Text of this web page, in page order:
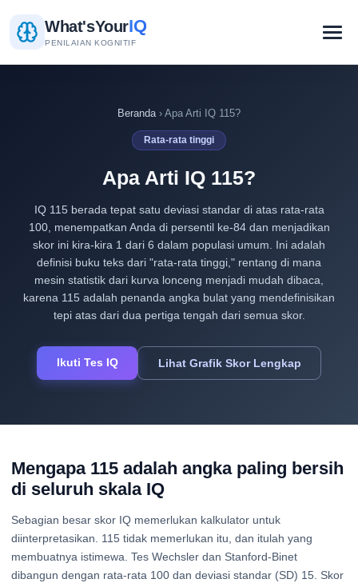
What'sYourIQ
PENILAIAN KOGNITIF
Beranda › Apa Arti IQ 115?
Rata-rata tinggi
Apa Arti IQ 115?
IQ 115 berada tepat satu deviasi standar di atas rata-rata
100, menempatkan Anda di persentil ke-84 dan menjadikan
skor ini kira-kira 1 dari 6 dalam populasi umum. Ini adalah
definisi buku teks dari "rata-rata tinggi," rentang di mana
mesin statistik dari kurva lonceng menjadi mudah dibaca,
karena 115 adalah penanda angka bulat yang mendefinisikan
tepi atas dari dua pertiga tengah dari semua skor.
Ikuti Tes IQ Lihat Grafik Skor Lengkap
Mengapa 115 adalah angka paling bersih
di seluruh skala IQ
Sebagian besar skor IQ memerlukan kalkulator untuk
diinterpretasikan. 115 tidak memerlukan itu, dan itulah yang
membuatnya istimewa. Tes Wechsler dan Stanford-Binet
dibangun dengan rata-rata 100 dan deviasi standar (SD) 15. Skor